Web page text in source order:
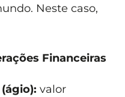
Neste caso,
Financeiras
valor